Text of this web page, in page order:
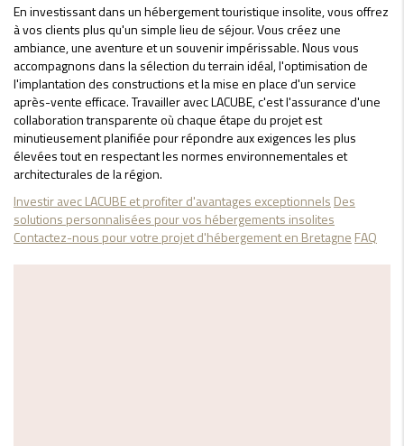
En investissant dans un hébergement touristique insolite, vous offrez
à vos clients plus qu'un simple lieu de séjour. Vous créez une
ambiance, une aventure et un souvenir impérissable. Nous vous
accompagnons dans la sélection du terrain idéal, l'optimisation de
l'implantation des constructions et la mise en place d'un service
après-vente efficace. Travailler avec LACUBE, c'est l'assurance d'une
collaboration transparente où chaque étape du projet est
minutieusement planifiée pour répondre aux exigences les plus
élevées tout en respectant les normes environnementales et
architecturales de la région.
Investir avec LACUBE et profiter d'avantages exceptionnels Des
solutions personnalisées pour vos hébergements insolites
Contactez-nous pour votre projet d'hébergement en Bretagne FAQ